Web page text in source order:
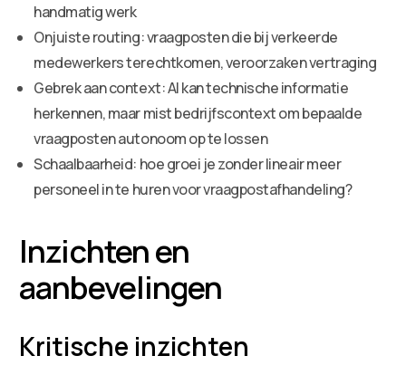
handmatig werk
Onjuiste routing: vraagposten die bij verkeerde
medewerkers terechtkomen, veroorzaken vertraging
Gebrek aan context: AI kan technische informatie
herkennen, maar mist bedrijfscontext om bepaalde
vraagposten autonoom op te lossen
Schaalbaarheid: hoe groei je zonder lineair meer
personeel in te huren voor vraagpostafhandeling?
Inzichten en
aanbevelingen
Kritische inzichten